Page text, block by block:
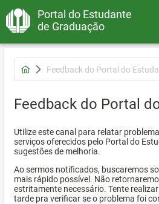
Portal do Estudante
de Graduação
Feedback do Portal do
Feedback do Portal
Utilize este canal para relatar
serviços oferecidos pelo Portal do
sugestões de melhoria.
Ao sermos notificados, buscaremos
mais rápido possível. Não
estritamente necessário. Tente
tarde pra verificar se o problema foi